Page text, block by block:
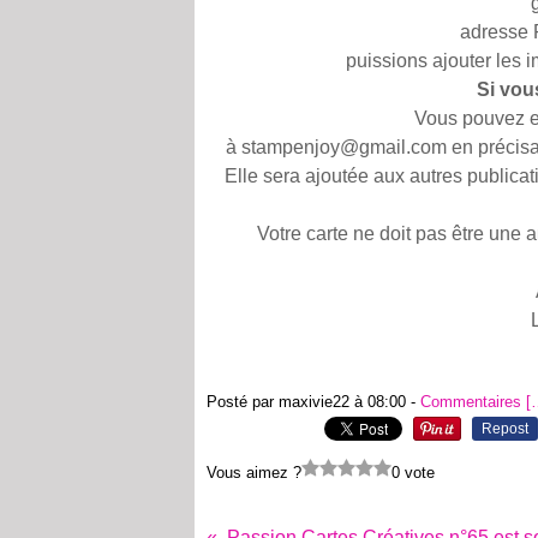
adresse
puissions ajouter les
Si
Vous pouvez
à stampenjoy@gmail.com en
Elle sera ajoutée aux autres
Votre carte ne doit pas être une
Posté par maxivie22 à 08:00 - Commentaires [
Repost
Vous aimez ? 0 vote